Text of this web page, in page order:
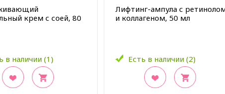
крем с соей, 80
в наличии (1)
Лифтинг-ампула с
и коллагеном, 50 мл
Есть в наличии (2)